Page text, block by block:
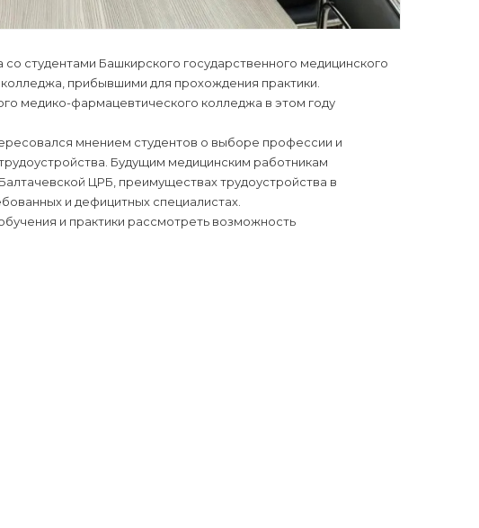
студентами Башкирского государственного медицинского
прибывшими для прохождения практики.
медико-фармацевтического колледжа в этом году
мнением студентов о выборе профессии и
Будущим медицинским работникам
ЦРБ, преимуществах трудоустройства в
и дефицитных специалистах.
и практики рассмотреть возможность